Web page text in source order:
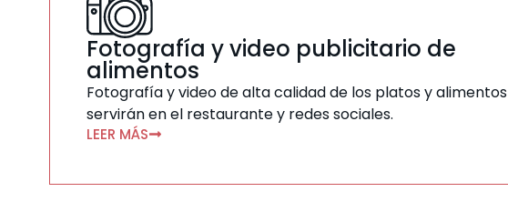
Fotografía y video publicitario de
alimentos
Fotografía y video de alta calidad de los platos y
servirán en el restaurante y redes sociales.
LEER MÁS